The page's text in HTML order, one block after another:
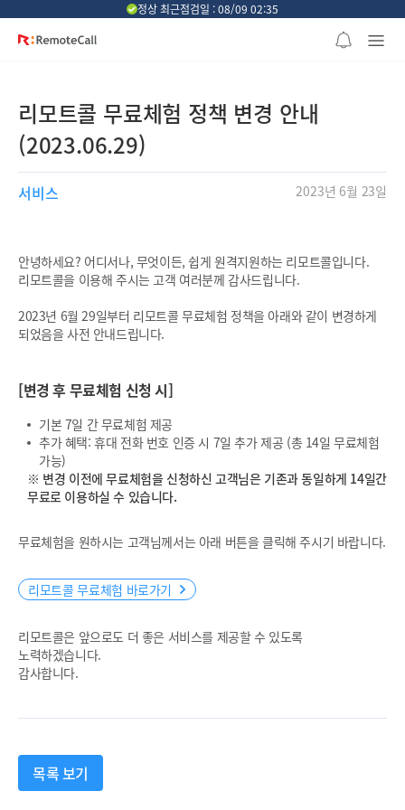
정상 최근점검일 : 08/09 02:35
리모트콜 무료체험 정책 변경 안내
(2023.06.29)
서비스 2023년 6월 23일
안녕하세요? 어디서나, 무엇이든, 쉽게 원격지원하는 리모트콜입니다.
리모트콜을 이용해 주시는 고객 여러분께 감사드립니다.
2023년 6월 29일부터 리모트콜 무료체험 정책을 아래와 같이 변경하게
되었음을 사전 안내드립니다.
[변경 후 무료체험 신청 시]
기본 7일 간 무료체험 제공
추가 혜택: 휴대 전화 번호 인증 시 7일 추가 제공 (총 14일 무료체험
가능)
※ 변경 이전에 무료체험을 신청하신 고객님은 기존과 동일하게 14일간
무료로 이용하실 수 있습니다.
무료체험을 원하시는 고객님께서는 아래 버튼을 클릭해 주시기 바랍니다.
리모트콜 무료체험 바로가기
리모트콜은 앞으로도 더 좋은 서비스를 제공할 수 있도록
노력하겠습니다.
감사합니다.
목록 보기